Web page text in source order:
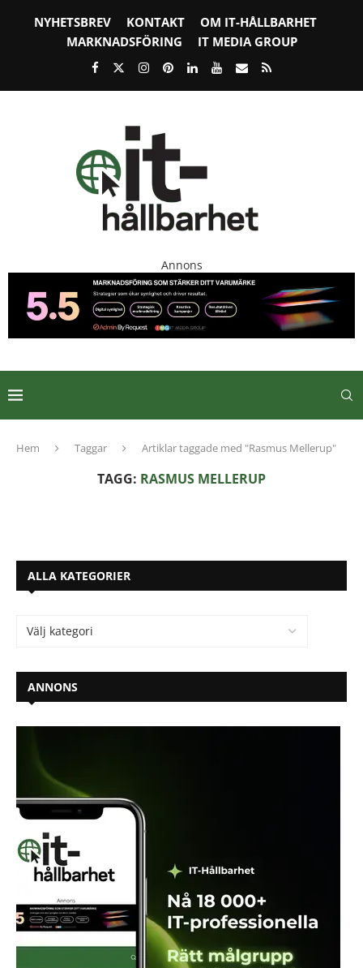
NYHETSBREV KONTAKT
OM IT-HÅLLBARHET
MARKNADSFÖRING
IT MEDIA GROUP
Annons
Hem Taggar Artiklar taggade med "Rasmus Mellerup"
TAGG: RASMUS MELLERUP
ALLA KATEGORIER
ANNONS